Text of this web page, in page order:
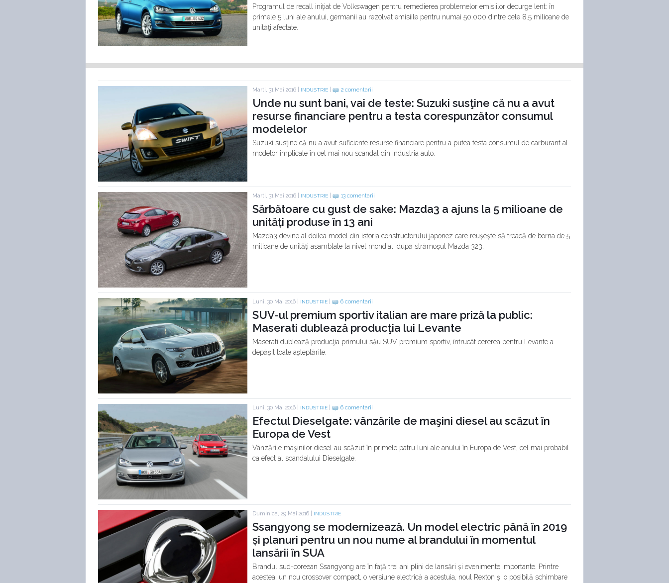
Programul de recall iniţiat de Volkswagen pentru remedierea problemelor emisiilor decurge lent: în
primele 5 luni ale anului, germanii au rezolvat emisiile pentru numai 50.000 dintre cele 8.5 milioane de
unităţi afectate.
Marti, 31 Mai 2016 | INDUSTRIE 2 comentarii
Unde nu sunt bani, vai de teste: Suzuki susţine că nu a avut
resurse financiare pentru a testa corespunzător consumul
modelelor
Suzuki susţine că nu a avut suficiente resurse financiare pentru a putea testa consumul de carburant al
modelor implicate în cel mai nou scandal din industria auto.
Marti, 31 Mai 2016 | INDUSTRIE 13 comentarii
Sărbătoare cu gust de sake: Mazda3 a ajuns la 5 milioane de
unități produse în 13 ani
Mazda3 devine al doilea model din istoria constructorului japonez care reușește să treacă de borna de 5
milioane de unități asamblate la nivel mondial, după strămoșul Mazda 323.
Luni, 30 Mai 2016 | INDUSTRIE 6 comentarii
SUV-ul premium sportiv italian are mare priză la public:
Maserati dublează producţia lui Levante
Maserati dublează producţia primului său SUV premium sportiv, întrucât cererea pentru Levante a
depăşit toate aşteptările.
Luni, 30 Mai 2016 | INDUSTRIE 6 comentarii
Efectul Dieselgate: vânzările de maşini diesel au scăzut în
Europa de Vest
Vânzările maşinilor diesel au scăzut în primele patru luni ale anului în Europa de Vest, cel mai probabil
ca efect al scandalului Dieselgate.
Duminica, 29 Mai 2016 | INDUSTRIE
Ssangyong se modernizează. Un model electric până în 2019
și planuri pentru un nou nume al brandului în momentul
lansării în SUA
Brandul sud-coreean Ssangyong are în față trei ani plini de lansări și evenimente importante. Printre
acestea, un nou crossover compact, o versiune electrică a acestuia, noul Rexton și o posibilă schimbare